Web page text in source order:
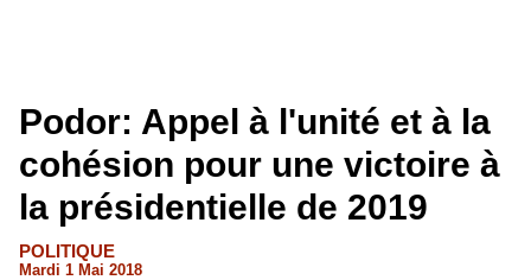
Podor: Appel à l'unité et à la
cohésion pour une victoire à
la présidentielle de 2019
POLITIQUE
Mardi 1 Mai 2018